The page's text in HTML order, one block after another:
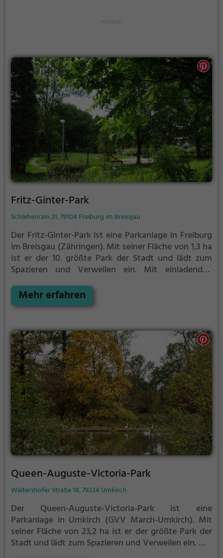
Fritz-Ginter-Park
Schlehenrain 21, 79104 Freiburg im Breisgau
Der Fritz-Ginter-Park ist eine Parkanlage in Freiburg
im Breisgau (Zähringen).Mit seiner Fläche von 1,3 ha
ist er der 10. größte Park der Stadt und lädt zum
Spazieren und Verweilen ein. Mit einladenden
Ginter-Park zahlreiche Möglichkeiten zur
Entspannung.
Mehr erfahren
Queen-Auguste-Victoria-Park
Waltershofer Straße 18, 79224 Umkirch
Der Queen-Auguste-Victoria-Park ist eine
Parkanlage in Umkirch (GVV March-Umkirch). Mit
seiner Fläche von 23,2 ha ist er der größte Park der
Stadt und lädt zum Spazieren und Verweilen ein. Mit